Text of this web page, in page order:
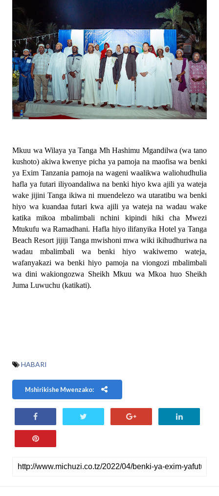
Mkuu wa Wilaya ya Tanga Mh Hashimu Mgandilwa (wa tano
kushoto) akiwa kwenye picha ya pamoja na maofisa wa benki
ya Exim Tanzania pamoja na wageni waalikwa waliohudhulia
hafla ya futari iliyoandaliwa na benki hiyo kwa ajili ya wateja
wake jijini Tanga ikiwa ni muendelezo wa utaratibu wa benki
hiyo wa kuandaa futari kwa ajili ya wateja na wadau wake
katika mikoa mbalimbali nchini kipindi hiki cha Mwezi
Mtukufu wa Ramadhani. Hafla hiyo ilifanyika Hotel ya Tanga
Beach Resort jijiji Tanga mwishoni mwa wiki ikihudhuriwa na
wadau mbalimbali wa benki hiyo wakiwemo wateja,
wafanyakazi wa benki hiyo pamoja na viongozi mbalimbali
wa dini wakiongozwa Sheikh Mkuu wa Mkoa huo Sheikh
Juma Luwuchu (katikati).
HABARI
Mshirikishe Mwenzako: